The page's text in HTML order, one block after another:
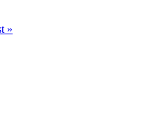
»